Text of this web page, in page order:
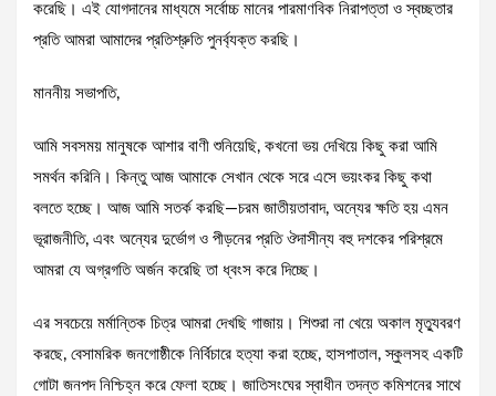
করেছি। এই যোগদানের মাধ্যমে সর্বোচ্চ মানের পারমাণবিক নিরাপত্তা ও স্বচ্ছতার
প্রতি আমরা আমাদের প্রতিশ্রুতি পুনর্ব্যক্ত করছি।
মাননীয় সভাপতি,
আমি সবসময় মানুষকে আশার বাণী শুনিয়েছি, কখনো ভয় দেখিয়ে কিছু করা আমি
সমর্থন করিনি। কিন্তু আজ আমাকে সেখান থেকে সরে এসে ভয়ংকর কিছু কথা
বলতে হচ্ছে। আজ আমি সতর্ক করছি—চরম জাতীয়তাবাদ, অন্যের ক্ষতি হয় এমন
ভূরাজনীতি, এবং অন্যের দুর্ভোগ ও পীড়নের প্রতি ঔদাসীন্য বহু দশকের পরিশ্রমে
আমরা যে অগ্রগতি অর্জন করেছি তা ধ্বংস করে দিচ্ছে।
এর সবচেয়ে মর্মান্তিক চিত্র আমরা দেখছি গাজায়। শিশুরা না খেয়ে অকাল মৃত্যুবরণ
করছে, বেসামরিক জনগোষ্ঠীকে নির্বিচারে হত্যা করা হচ্ছে, হাসপাতাল, স্কুলসহ একটি
গোটা জনপদ নিশ্চিহ্ন করে ফেলা হচ্ছে। জাতিসংঘের স্বাধীন তদন্ত কমিশনের সাথে